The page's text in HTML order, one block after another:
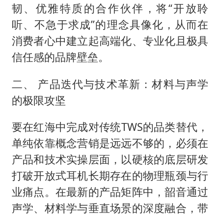
韧、优雅特质的合作伙伴，将“开放聆
听、不急于求成”的理念具像化，从而在
消费者心中建立起高端化、专业化且极具
信任感的品牌壁垒。
二、 产品迭代与技术革新：材料与声学
的极限攻坚
要在红海中完成对传统TWS的品类替代，
单纯依靠概念营销是远远不够的，必须在
产品和技术实操层面，以硬核的底层研发
打破开放式耳机长期存在的物理瓶颈与行
业痛点。在最新的产品矩阵中，韶音通过
声学、材料学与垂直场景的深度融合，带